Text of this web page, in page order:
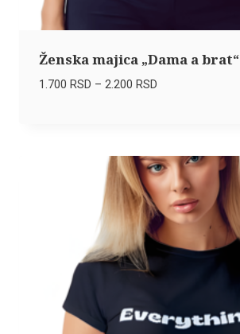
Ženska majica „Dama a brat“
1.700 RSD – 2.200 RSDRaspon
do
2.200 RSD